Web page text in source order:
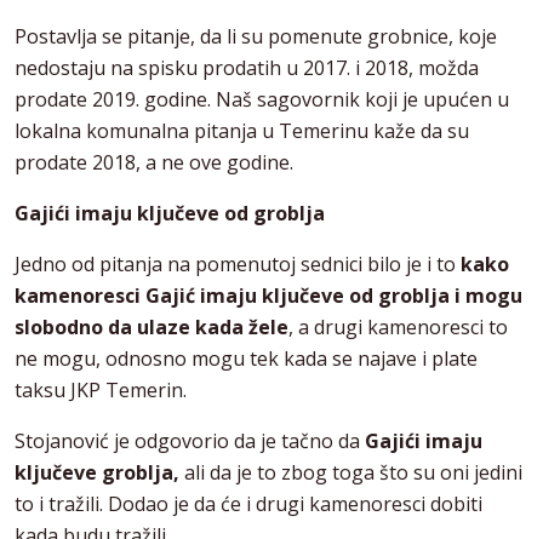
Postavlja se pitanje, da li su pomenute grobnice, koje
nedostaju na spisku prodatih u 2017. i 2018, možda
prodate 2019. godine. Naš sagovornik koji je upućen u
lokalna komunalna pitanja u Temerinu kaže da su
prodate 2018, a ne ove godine.
Gajići imaju ključeve od groblja
Jedno od pitanja na pomenutoj sednici bilo je i to kako
kamenoresci Gajić imaju ključeve od groblja i mogu
slobodno da ulaze kada žele, a drugi kamenoresci to
ne mogu, odnosno mogu tek kada se najave i plate
taksu JKP Temerin.
Stojanović je odgovorio da je tačno da Gajići imaju
ključeve groblja, ali da je to zbog toga što su oni jedini
to i tražili. Dodao je da će i drugi kamenoresci dobiti